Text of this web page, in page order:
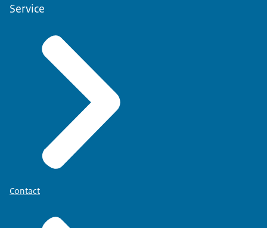
Service
Contact